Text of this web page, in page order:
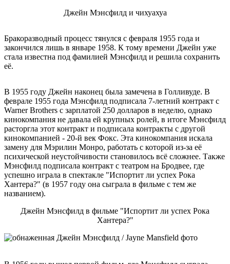
Джейн Мэнсфилд и чихуахуа
Бракоразводный процесс тянулся с февраля 1955 года и
закончился лишь в январе 1958. К тому времени Джейн уже
стала известна под фамилией Мэнсфилд и решила сохранить
её.
В 1955 году Джейн наконец была замечена в Голливуде. В
феврале 1955 года Мэнсфилд подписала 7-летний контракт с
Warner Brothers с зарплатой 250 долларов в неделю, однако
кинокомпания не давала ей крупных ролей, в итоге Мэнсфилд
расторгла этот контракт и подписала контракты с другой
кинокомпанией - 20-й век Фокс. Эта кинокомпания искала
замену для Мэрилин Монро, работать с которой из-за её
психической неустойчивости становилось всё сложнее. Также
Мэнсфилд подписала контракт с театром на Бродвее, где
успешно играла в спектакле "Испортит ли успех Рока
Хантера?" (в 1957 году она сыграла в фильме с тем же
названием).
Джейн Мэнсфилд в фильме "Испортит ли успех Рока
Хантера?"